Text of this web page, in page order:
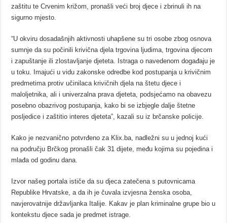
zaštitu te Crvenim križom, pronašli veći broj djece i zbrinuli ih na
sigurno mjesto.
“U okviru dosadašnjih aktivnosti uhapšene su tri osobe zbog osnova
sumnje da su počinili krivična djela trgovina ljudima, trgovina djecom
i zapuštanje ili zlostavljanje djeteta. Istraga o navedenom događaju je
u toku. Imajući u vidu zakonske odredbe kod postupanja u krivičnim
predmetima protiv učinilaca krivičnih djela na štetu djece i
maloljetnika, ali i univerzalna prava djeteta, podsjećamo na obavezu
posebno obazrivog postupanja, kako bi se izbjegle dalje štetne
posljedice i zaštitio interes djeteta”, kazali su iz brčanske policije.
Kako je nezvanično potvrđeno za Klix.ba, nadležni su u jednoj kući
na području Brčkog pronašli čak 31 dijete, među kojima su pojedina i
mlađa od godinu dana.
Izvor našeg portala ističe da su djeca zatečena s putovnicama
Republike Hrvatske, a da ih je čuvala izvjesna ženska osoba,
navjerovatnije državljanka Italije. Kakav je plan kriminalne grupe bio u
kontekstu djece sada je predmet istrage.